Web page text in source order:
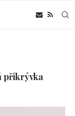
přikrývka